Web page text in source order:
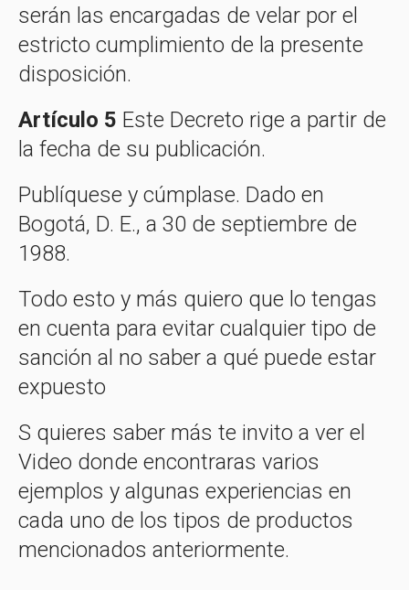
serán las encargadas de velar por el
estricto cumplimiento de la presente
disposición.
Artículo 5 Este Decreto rige a partir de
la fecha de su publicación.
Publíquese y cúmplase. Dado en
Bogotá, D. E., a 30 de septiembre de
1988.
Todo esto y más quiero que lo tengas
en cuenta para evitar cualquier tipo de
sanción al no saber a qué puede estar
expuesto
S quieres saber más te invito a ver el
Video donde encontraras varios
ejemplos y algunas experiencias en
cada uno de los tipos de productos
mencionados anteriormente.